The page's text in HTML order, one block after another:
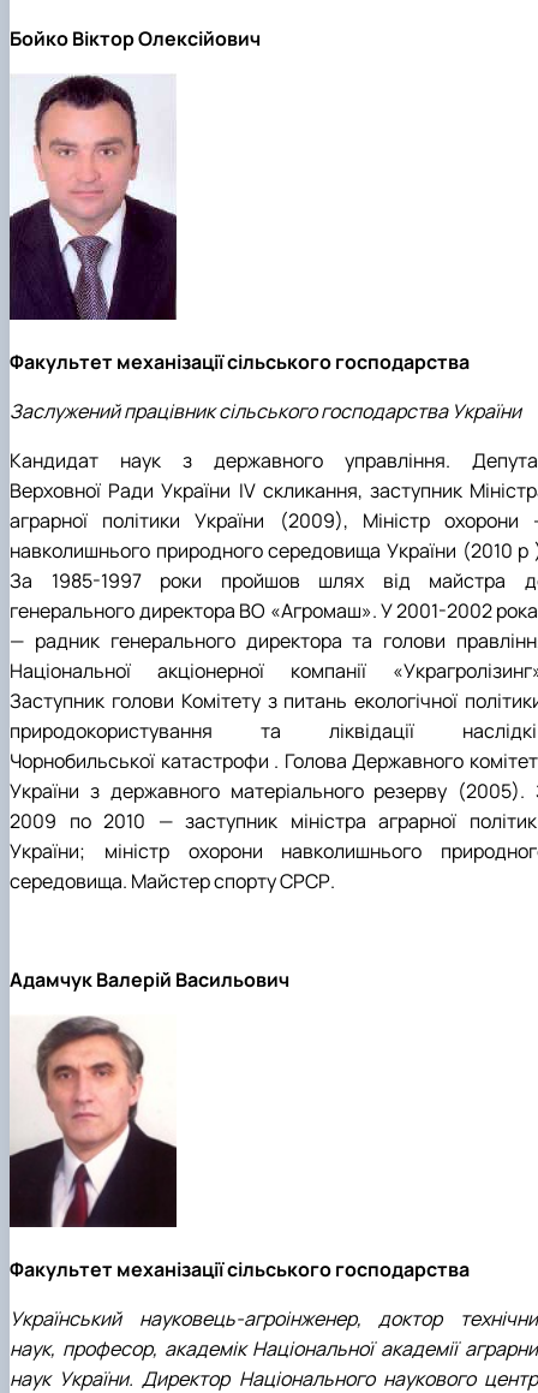
Бойко Віктор Олексійович
Факультет механізації сільського господарства
Заслужений працівник сільського господарства України
Кандидат наук з державного управління.
Верховної Ради України IV скликання, заступник
аграрної політики України (2009), Міністр охорони
навколишнього природного середовища України (2010 р
За 1985-1997 роки пройшов шлях від майстра
генерального директора ВО «Агромаш». У 2001-2002
— радник генерального директора та голови
Національної акціонерної компанії
Заступник голови Комітету з питань екологічної
природокористування та ліквідації
Чорнобильської катастрофи . Голова Державного
України з державного матеріального резерву (2005).
2009 по 2010 — заступник міністра аграрної
України; міністр охорони навколишнього
середовища. Майстер спорту СРСР.
Адамчук Валерій Васильович
Факультет механізації сільського господарства
Український науковець-агроінженер, доктор
наук, професор, академік Національної академії
наук України. Директор Національного наукового